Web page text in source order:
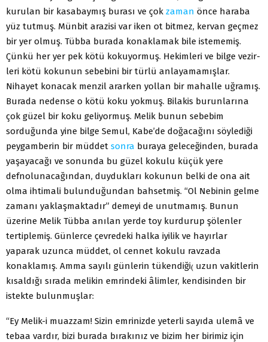
kurulan bir kasabaymış burası ve çok zaman önce haraba
yüz tutmuş. Münbit arazisi var iken ot bitmez, kervan geç­mez
bir yer olmuş. Tübba burada konaklamak bile istememiş.
Çünkü her yer pek kötü kokuyormuş. Hekimleri ve bilge vezir­
leri kötü kokunun sebebini bir türlü anlayamamışlar.
Nihayet konacak menzil ararken yollan bir mahalle uğramış.
Burada nedense o kötü koku yokmuş. Bilakis burunlarına
çok güzel bir koku geliyormuş. Melik bunun sebebim
sorduğunda yine bilge Semul, Kabe’de doğacağını söylediği
peygamberin bir müddet sonra buraya geleceğinden, burada
yaşayacağı ve so­nunda bu güzel kokulu küçük yere
defnolunacağından, duy­dukları kokunun belki de ona ait
olma ihtimali bulunduğun­dan bahsetmiş. “Ol Nebinin gelme
zamanı yaklaşmaktadır” demeyi de unutmamış. Bunun
üzerine Melik Tübba anılan yerde toy kurdurup şölenler
tertiplemiş. Günlerce çevrede­ki halka iyilik ve hayırlar
yaparak uzunca müddet, ol cennet kokulu ravzada
konaklamış. Amma sayılı günlerin tükendiği( uzun vakitlerin
kısaldığı sırada melikin emrindeki âlimler, kendisinden bir
istekte bulunmuşlar:
“Ey Melik-i muazzam! Sizin emrinizde yeterli sayıda ulemâ ve
tebaa vardır, bizi burada bırakınız ve bizim her birimiz için